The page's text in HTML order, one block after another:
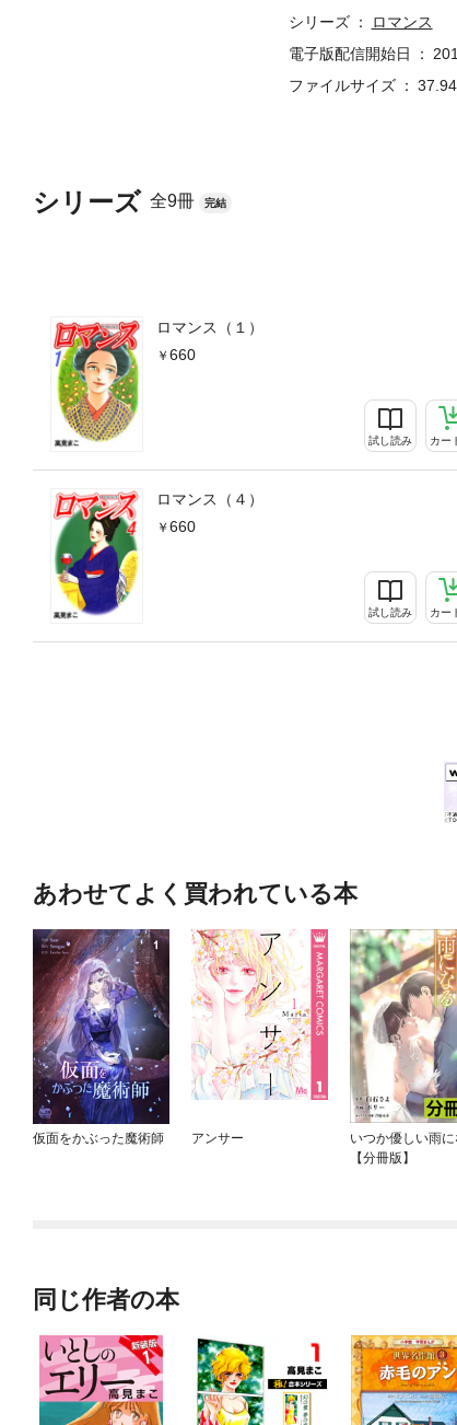
シリーズ 全9冊 完結
ロマンス（１）
660
試し読み カー
ロマンス（４）
660
試し読み カー
シリーズ
ロマンス
電子版配信開始日
ファイルサイズ
あわせてよく買われている本
仮面をかぶった魔術師 アンサー
いつか優しい雨に
【分冊版】
同じ作者の本